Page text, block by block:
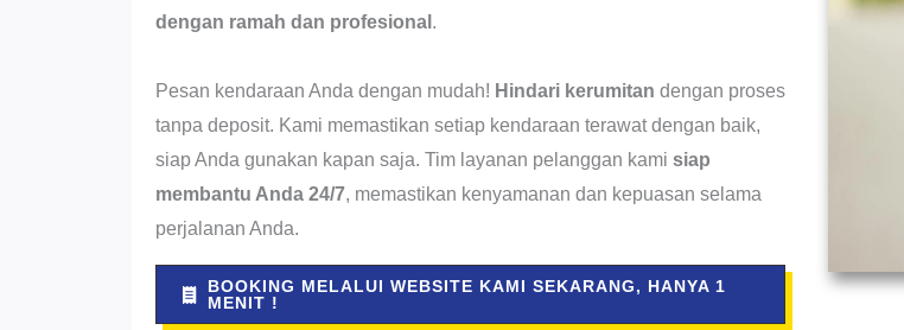
dengan ramah dan profesional .
Pesan kendaraan Anda dengan mudah! Hindari kerumitan dengan proses
tanpa deposit. Kami memastikan setiap kendaraan terawat dengan baik,
siap Anda gunakan kapan saja. Tim layanan pelanggan kami siap
membantu Anda 24/7, memastikan kenyamanan dan kepuasan selama
perjalanan Anda.
BOOKING MELALUI WEBSITE KAMI SEKARANG, HANYA 1
MENIT !